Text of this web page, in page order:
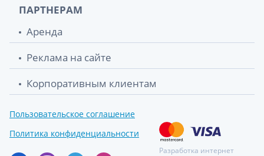
ПАРТНЕРАМ
Аренда
Реклама на сайте
Корпоративным клиентам
Пользовательское соглашение
Политика конфиденциальности
Разработка интернет